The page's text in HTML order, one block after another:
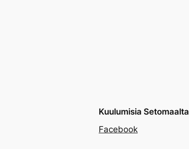
Kuulumisia Setomaalta
Facebook